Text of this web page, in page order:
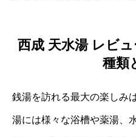
西成 天水湯 レビ
種類
銭湯を訪れる最大の楽しみ
湯には様々な浴槽や薬湯、